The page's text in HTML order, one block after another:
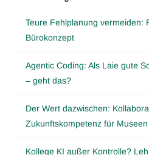
Teure Fehlplanung vermeiden:
Bürokonzept
Agentic Coding: Als Laie gute
– geht das?
Der Wert dazwischen:
Zukunftskompetenz für Museen
Kollege KI außer Kontrolle?